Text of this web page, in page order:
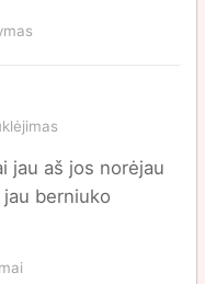
jau aš jos norėjau
berniuko